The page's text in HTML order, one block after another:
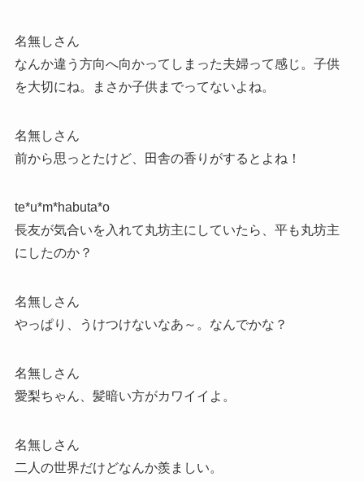
名無しさん
なんか違う方向へ向かってしまった夫婦って感じ。子供
を大切にね。まさか子供までってないよね。
名無しさん
前から思っとたけど、田舎の香りがするとよね！
te*u*m*habuta*o
長友が気合いを入れて丸坊主にしていたら、平も丸坊主
にしたのか？
名無しさん
やっぱり、うけつけないなあ～。なんでかな？
名無しさん
愛梨ちゃん、髪暗い方がカワイイよ。
名無しさん
二人の世界だけどなんか羨ましい。